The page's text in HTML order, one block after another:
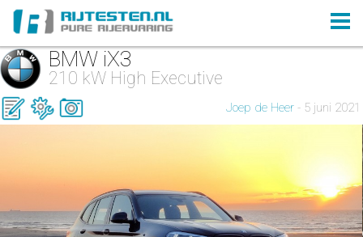
BMW iX3
210 kW High Executive
Joep de Heer - 5 juni 2021